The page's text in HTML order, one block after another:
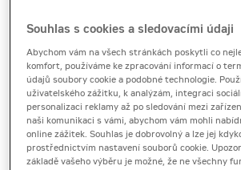
Cena za pronájem
1 - 22 dnů
820 Kč bez DPH
992 Kč s DPH
23 a více dnů
650 Kč bez DPH
Souhlas s cookies a sledovacími údaji
Abychom vám na všech stránkách poskytli co
komfort, používáme ke zpracování informací o
údajů soubory cookie a podobné technologie.
uživatelského zážitku, k analýzám, integraci
personalizaci reklamy až po sledování mezi
naši komunikaci s vámi, abychom vám mohli
online zážitek. Souhlas je dobrovolný a lze jej
prostřednictvím nastavení souborů cookie.
základě vašeho výběru je možné, že ne všechny